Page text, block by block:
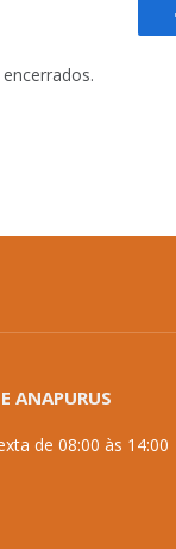
ANAPURUS
de 08:00 às 14:00